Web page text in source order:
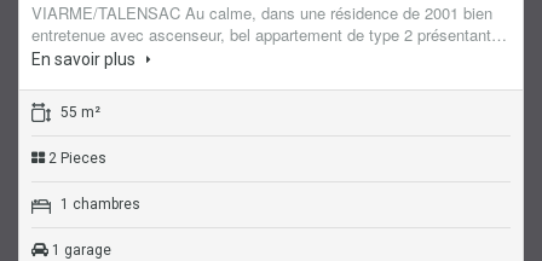
VIARME/TALENSAC Au calme, dans une résidence de 2001 bien
entretenue avec ascenseur, bel appartement de type 2 présentant…
En savoir plus
55 m²
2 Pieces
1 chambres
1 garage